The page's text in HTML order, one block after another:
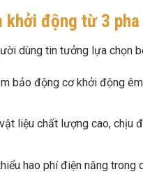
động từ 3 pha
dùng tin tưởng lựa chọn
bảo động cơ khởi động
liệu chất lượng cao, chịu
hao phí điện năng trong